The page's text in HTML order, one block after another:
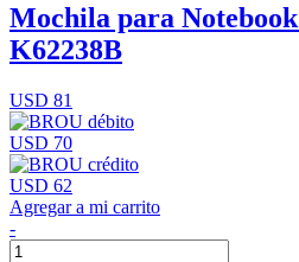
Mochila para
K62238B
USD 81
USD 70
USD 62
Agregar a mi carrito
-